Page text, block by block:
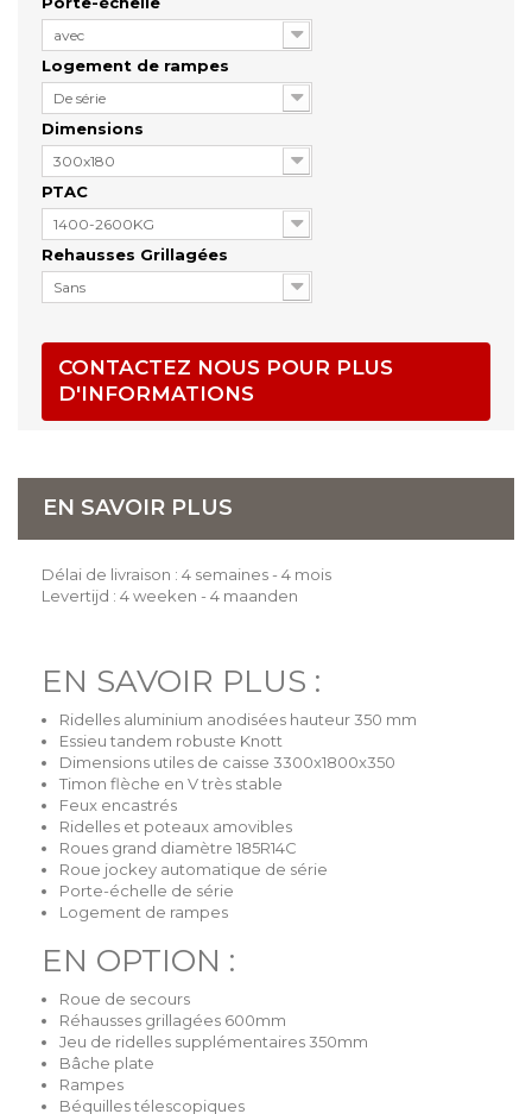
avec
Logement de rampes
De série
Dimensions
300x180
PTAC
1400-2600KG
Rehausses Grillagées
Sans
CONTACTEZ NOUS POUR PLUS
D'INFORMATIONS
EN SAVOIR PLUS
Délai de livraison : 4 semaines - 4 mois
Levertijd : 4 weeken - 4 maanden
EN SAVOIR PLUS :
Ridelles aluminium anodisées hauteur 350 mm
Essieu tandem robuste Knott
Dimensions utiles de caisse 3300x1800x350
Timon flèche en V très stable
Feux encastrés
Ridelles et poteaux amovibles
Roues grand diamètre 185R14C
Roue jockey automatique de série
Porte-échelle de série
Logement de rampes
EN OPTION :
Roue de secours
Réhausses grillagées 600mm
Jeu de ridelles supplémentaires 350mm
Bâche plate
Rampes
Béquilles télescopiques